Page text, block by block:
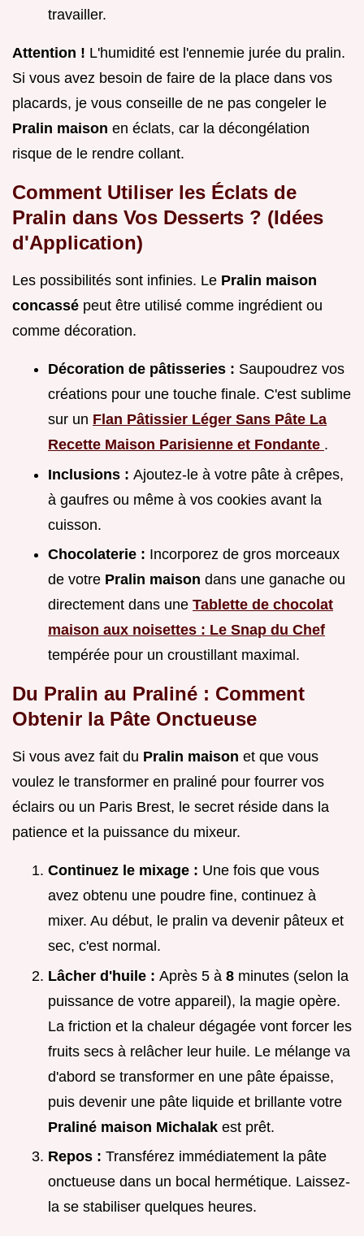
travailler.
Attention ! L'humidité est l'ennemie jurée du pralin.
Si vous avez besoin de faire de la place dans vos
placards, je vous conseille de ne pas congeler le
Pralin maison en éclats, car la décongélation
risque de le rendre collant.
Comment Utiliser les Éclats de
Pralin dans Vos Desserts ? (Idées
d'Application)
Les possibilités sont infinies. Le Pralin maison
concassé peut être utilisé comme ingrédient ou
comme décoration.
Décoration de pâtisseries : Saupoudrez vos
créations pour une touche finale. C'est sublime
sur un Flan Pâtissier Léger Sans Pâte La
Recette Maison Parisienne et Fondante .
Inclusions : Ajoutez-le à votre pâte à crêpes,
à gaufres ou même à vos cookies avant la
cuisson.
Chocolaterie : Incorporez de gros morceaux
de votre Pralin maison dans une ganache ou
directement dans une Tablette de chocolat
maison aux noisettes : Le Snap du Chef
tempérée pour un croustillant maximal.
Du Pralin au Praliné : Comment
Obtenir la Pâte Onctueuse
Si vous avez fait du Pralin maison et que vous
voulez le transformer en praliné pour fourrer vos
éclairs ou un Paris Brest, le secret réside dans la
patience et la puissance du mixeur.
Continuez le mixage : Une fois que vous
avez obtenu une poudre fine, continuez à
mixer. Au début, le pralin va devenir pâteux et
sec, c'est normal.
Lâcher d'huile : Après 5 à 8 minutes (selon la
puissance de votre appareil), la magie opère.
La friction et la chaleur dégagée vont forcer les
fruits secs à relâcher leur huile. Le mélange va
d'abord se transformer en une pâte épaisse,
puis devenir une pâte liquide et brillante votre
Praliné maison Michalak est prêt.
Repos : Transférez immédiatement la pâte
onctueuse dans un bocal hermétique. Laissez-
la se stabiliser quelques heures.